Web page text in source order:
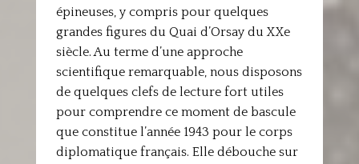
épineuses, y compris pour quelques
grandes figures du Quai d’Orsay du XXe
siècle. Au terme d’une approche
scientifique remarquable, nous disposons
de quelques clefs de lecture fort utiles
pour comprendre ce moment de bascule
que constitue l’année 1943 pour le corps
diplomatique français. Elle débouche sur